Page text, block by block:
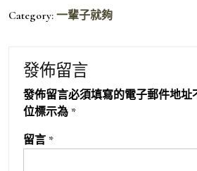
Category: 一輩子就夠
發佈留言
發佈留言必須填寫的電子郵件地址
位標示為 *
留言 *